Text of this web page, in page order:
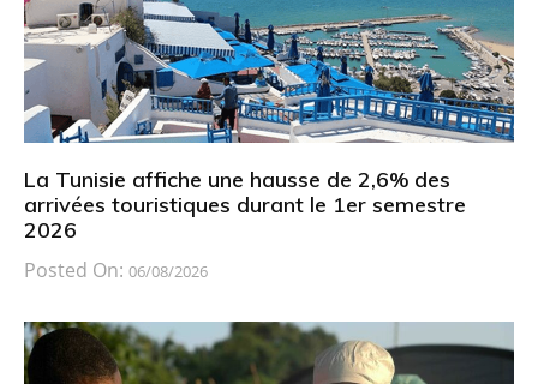
La Tunisie affiche une hausse de 2,6% des
arrivées touristiques durant le 1er semestre
2026
Posted On: 06/08/2026